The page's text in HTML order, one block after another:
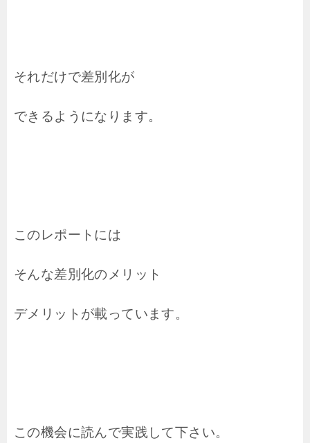
それだけで差別化が
できるようになります。
このレポートには
そんな差別化のメリット
デメリットが載っています。
この機会に読んで実践して下さい。